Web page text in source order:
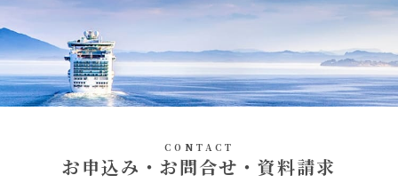
CONTACT
お申込み・お問合せ・資料請求